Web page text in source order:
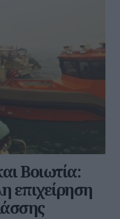
Βοιωτία:
επιχείρηση